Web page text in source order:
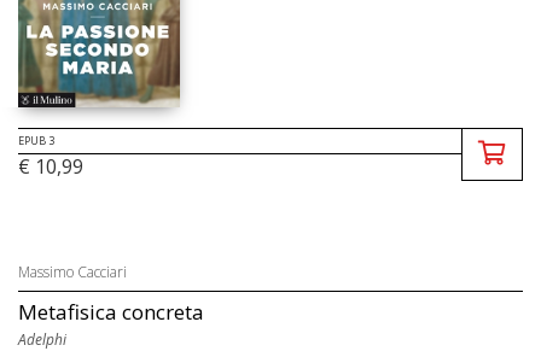
EPUB 3
€ 10,99
Massimo Cacciari
Metafisica concreta
Adelphi